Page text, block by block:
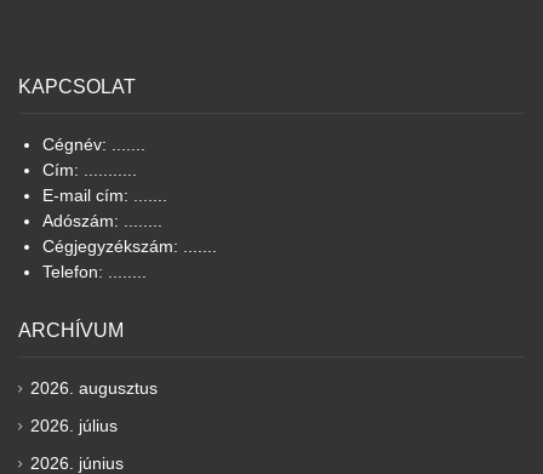
KAPCSOLAT
Cégnév: .......
Cím: ...........
E-mail cím: .......
Adószám: ........
Cégjegyzékszám: .......
Telefon: ........
ARCHÍVUM
2026. augusztus
2026. július
2026. június